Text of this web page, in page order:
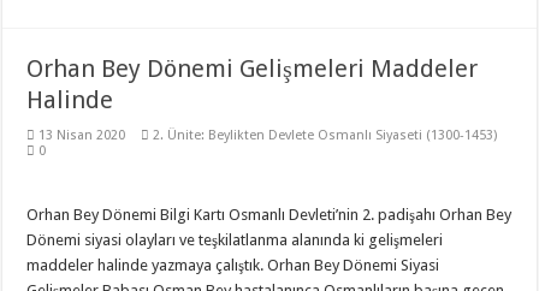
Orhan Bey Dönemi Gelişmeleri Maddeler
Halinde
13 Nisan 2020
2. Ünite: Beylikten Devlete Osmanlı Siyaseti (1300-1453)
0
Orhan Bey Dönemi Bilgi Kartı Osmanlı Devleti’nin 2. padişahı Orhan Bey
Dönemi siyasi olayları ve teşkilatlanma alanında ki gelişmeleri
maddeler halinde yazmaya çalıştık. Orhan Bey Dönemi Siyasi